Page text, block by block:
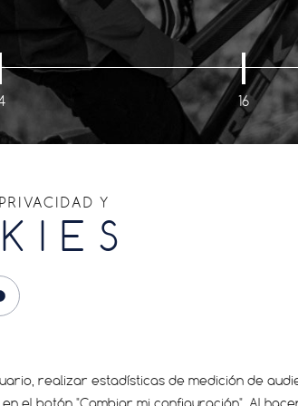
16
Y
realizar estadísticas de medición de